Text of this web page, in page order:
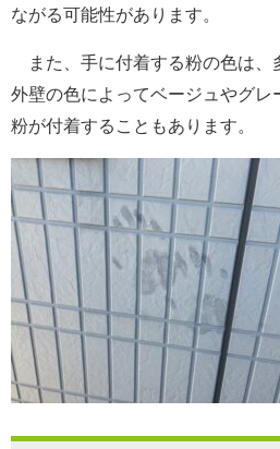
ながる可能性があります。
また、手に付着する粉の色は、
外壁の色によってベージュやグ
粉が付着することもあります。